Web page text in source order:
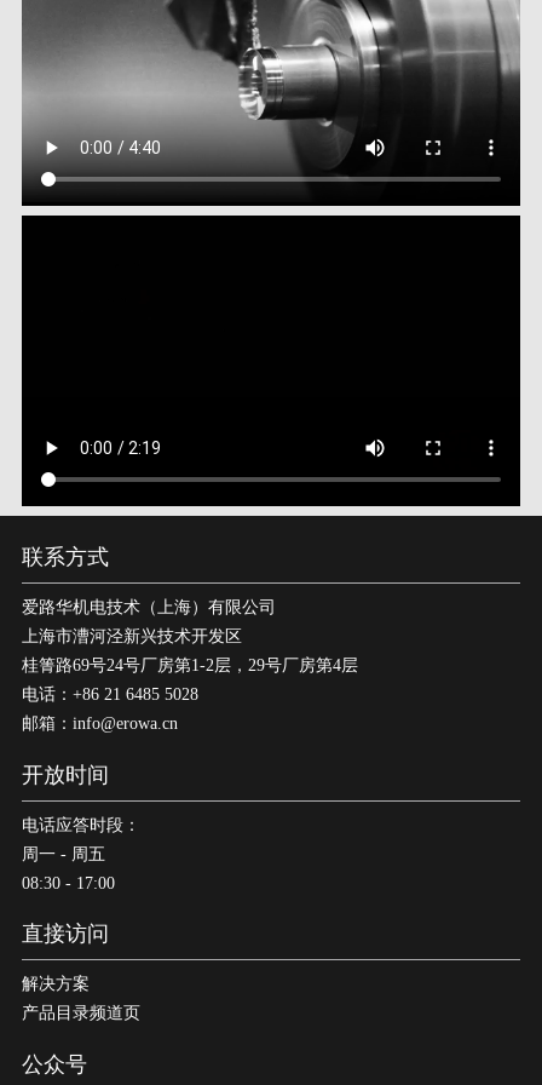
联系方式
爱路华机电技术（上海）有限公司
上海市漕河泾新兴技术开发区
桂箐路69号24号厂房第1-2层，29号厂房第4层
电话：+86 21 6485 5028
邮箱：info@erowa.cn
开放时间
电话应答时段：
周一 - 周五
08:30 - 17:00
直接访问
解决方案
产品目录频道页
公众号